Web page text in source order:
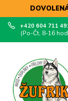
+420 604 711
(Po-Čt, 8-16